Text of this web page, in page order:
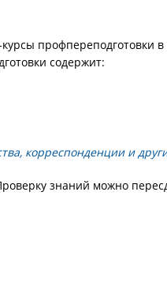
профпереподготовки
содержит:
корреспонденции и
знаний можно